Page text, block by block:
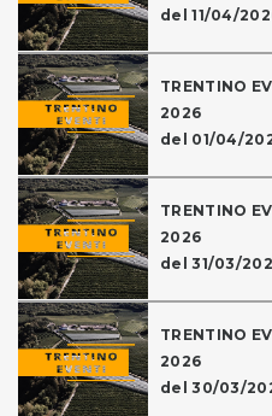
del 11/04/
TRENTINO
2026
del 01/04/
TRENTINO
2026
del 31/03/
TRENTINO
2026
del 30/03/